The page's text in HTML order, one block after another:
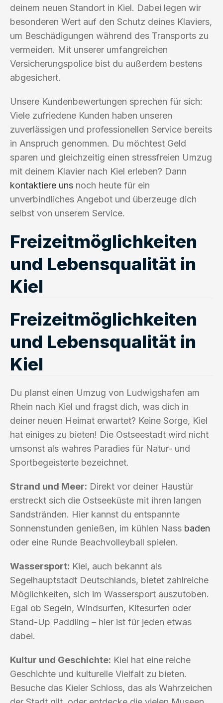
deinem neuen Standort in Kiel. Dabei legen wir
besonderen Wert auf den Schutz deines Klaviers,
um Beschädigungen während des Transports zu
vermeiden. Mit unserer umfangreichen
Versicherungspolice bist du außerdem bestens
abgesichert.
Unsere Kundenbewertungen sprechen für sich:
Viele zufriedene Kunden haben unseren
zuverlässigen und professionellen Service bereits
in Anspruch genommen. Du möchtest Geld
sparen und gleichzeitig einen stressfreien Umzug
mit deinem Klavier nach Kiel erleben? Dann
kontaktiere uns noch heute für ein
unverbindliches Angebot und überzeuge dich
selbst von unserem Service.
Freizeitmöglichkeiten
und Lebensqualität in
Kiel
Freizeitmöglichkeiten
und Lebensqualität in
Kiel
Du planst einen Umzug von Ludwigshafen am
Rhein nach Kiel und fragst dich, was dich in
deiner neuen Heimat erwartet? Keine Sorge, Kiel
hat einiges zu bieten! Die Ostseestadt wird nicht
umsonst als wahres Paradies für Natur- und
Sportbegeisterte bezeichnet.
Strand und Meer: Direkt vor deiner Haustür
erstreckt sich die Ostseeküste mit ihren langen
Sandstränden. Hier kannst du entspannte
Sonnenstunden genießen, im kühlen Nass baden
oder eine Runde Beachvolleyball spielen.
Wassersport: Kiel, auch bekannt als
Segelhauptstadt Deutschlands, bietet zahlreiche
Möglichkeiten, sich im Wassersport auszutoben.
Egal ob Segeln, Windsurfen, Kitesurfen oder
Stand-Up Paddling – hier ist für jeden etwas
dabei.
Kultur und Geschichte: Kiel hat eine reiche
Geschichte und kulturelle Vielfalt zu bieten.
Besuche das Kieler Schloss, das als Wahrzeichen